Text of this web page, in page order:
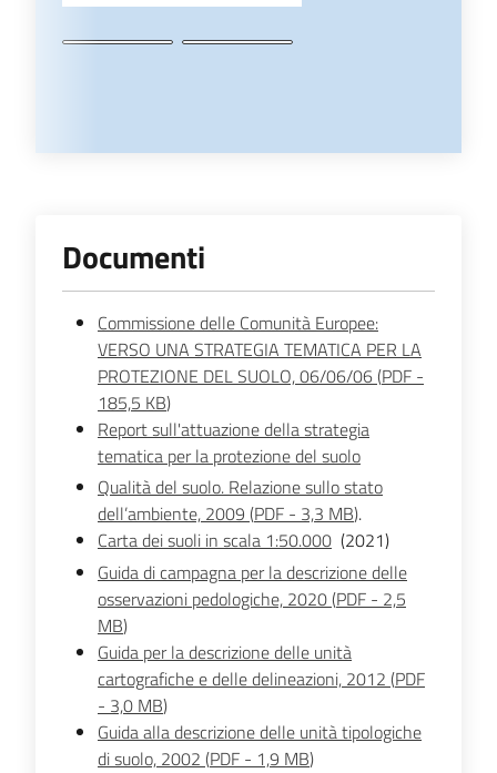
Documenti
Commissione delle Comunità Europee:
VERSO UNA STRATEGIA TEMATICA PER LA
PROTEZIONE DEL SUOLO, 06/06/06(PDF -
185,5 KB)
Report sull'attuazione della strategia
tematica per la protezione del suolo
Qualità del suolo. Relazione sullo stato
dell’ambiente, 2009 (PDF - 3,3 MB).
Carta dei suoli in scala 1:50.000 (2021)
Guida di campagna per la descrizione delle
osservazioni pedologiche, 2020(PDF - 2,5
MB)
Guida per la descrizione delle unità
cartografiche e delle delineazioni, 2012 (PDF
- 3,0 MB)
Guida alla descrizione delle unità tipologiche
di suolo, 2002 (PDF - 1,9 MB)